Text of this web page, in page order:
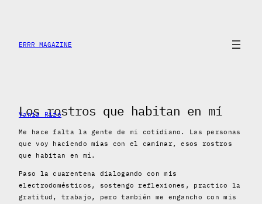
contenido
ERRR MAGAZINE
Los rostros que habitan en mí
Vania Rizo
Me hace falta la gente de mi cotidiano. Las personas
que voy haciendo mías con el caminar, esos rostros
que habitan en mí.
Paso la cuarentena dialogando con mis
electrodomésticos, sostengo reflexiones, practico la
gratitud, trabajo, pero también me engancho con mis